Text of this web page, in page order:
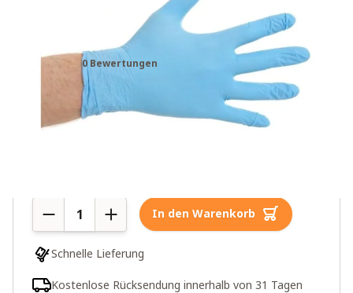
Medizinische Nitrilhandschuhe
puderfrei – Größe M – 100 Stück
0 Bewertungen
19,95€
In den Warenkorb
Schnelle Lieferung
Kostenlose Rücksendung innerhalb von 31 Tagen